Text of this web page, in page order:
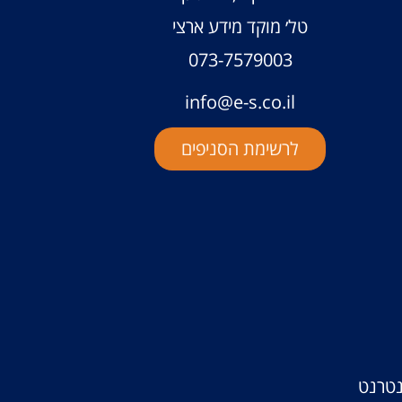
טל׳ מוקד מידע ארצי
073-7579003
info@e-s.co.il
לרשימת הסניפים